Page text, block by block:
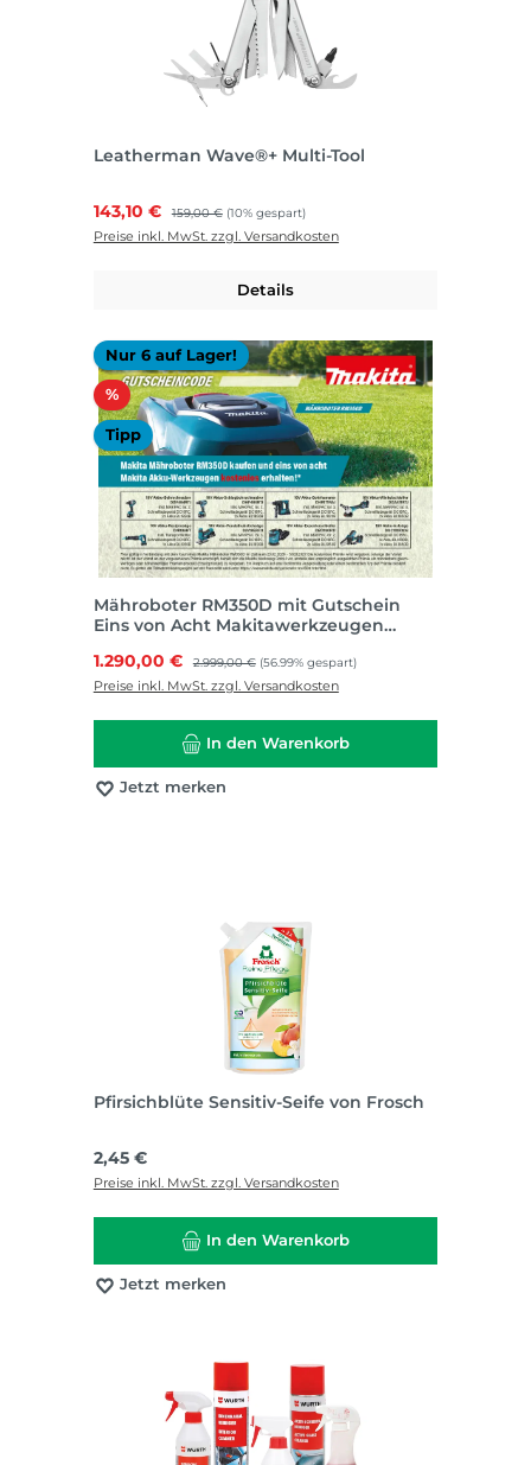
Leatherman Wave®+ Multi-Tool
Verkaufspreis:
143,10 € Regulärer Preis:
159,00 € (10% gespart)
Preise inkl. MwSt. zzgl. Versandkosten
Details
Nur 6 auf Lager!
%Rabatt
Tipp
Mähroboter RM350D mit Gutschein
Eins von Acht Makitawerkzeugen
Verkaufspreis:
1.290,00 € Regulärer Preis:
2.999,00 € (56.99% gespart)
Preise inkl. MwSt. zzgl. Versandkosten
In den Warenkorb
Jetzt merken
Pfirsichblüte Sensitiv-Seife von Frosch
Regulärer Preis:
2,45 €
Preise inkl. MwSt. zzgl. Versandkosten
In den Warenkorb
Jetzt merken